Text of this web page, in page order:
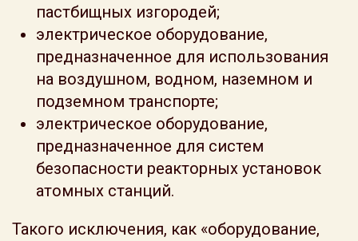
пастбищных изгородей;
электрическое оборудование,
предназначенное для использования
на воздушном, водном, наземном и
подземном транспорте;
электрическое оборудование,
предназначенное для систем
безопасности реакторных установок
атомных станций.
Такого исключения, как «оборудование,